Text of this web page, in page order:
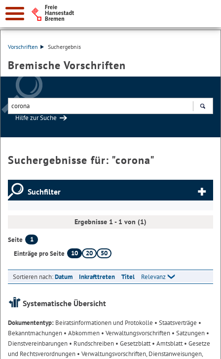
Vorschriften Suchergebnis
Bremische Vorschriften
Hilfe zur Suche
Suchergebnisse für: "corona"
Suchfilter
Ergebnisse 1 - 1 von (1)
Seite
1
Einträge pro Seite
10 20 50
Sortieren nach:Datum Inkrafttreten Titel Relevanz
Systematische Übersicht
Dokumententyp: Beiratsinformationen und Protokolle • Staatsverträge •
Bekanntmachungen • Abkommen • Verwaltungsvorschriften • Satzungen •
Dienstvereinbarungen • Rundschreiben • Gesetzblatt• Amtsblatt• Gesetze
und Rechtsverordnungen • Verwaltungsvorschriften, Dienstanweisungen,